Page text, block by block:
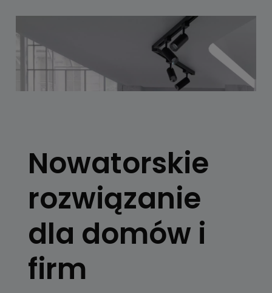
Skorzystaj z
Zobacz
Nowatorskie
rozwiązanie
dla domów i
firm